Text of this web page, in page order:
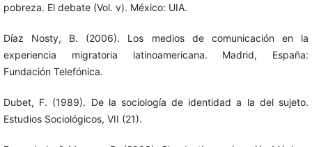
pobreza. El debate (Vol. v). México: UIA.
Díaz Nosty, B. (2006). Los medios de comunicación en la
experiencia migratoria latinoamericana. Madrid, España:
Fundación Telefónica.
Dubet, F. (1989). De la sociología de identidad a la del sujeto.
Estudios Sociológicos, VII (21).